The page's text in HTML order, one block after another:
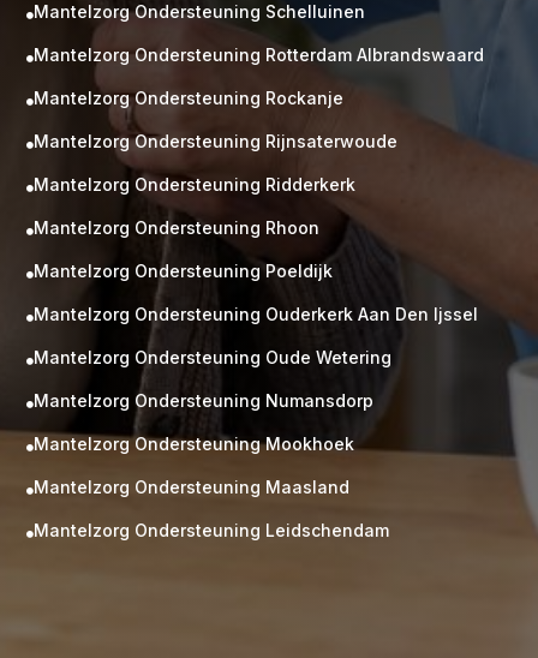
Gratis
M
Neem vrijblijvend contact op!
Mantelzorg Ondersteuning Schelluinen
Mantelzorg Ondersteuning Rotterdam Albrandswaard
Mantelzorg Ondersteuning Rockanje
Mantelzorg Ondersteuning Rijnsaterwoude
Mantelzorg Ondersteuning Ridderkerk
Mantelzorg Ondersteuning Rhoon
Mantelzorg Ondersteuning Poeldijk
Mantelzorg Ondersteuning Ouderkerk Aan Den Ijssel
Mantelzorg Ondersteuning Oude Wetering
Mantelzorg Ondersteuning Numansdorp
Mantelzorg Ondersteuning Mookhoek
Mantelzorg Ondersteuning Maasland
Mantelzorg Ondersteuning Leidschendam